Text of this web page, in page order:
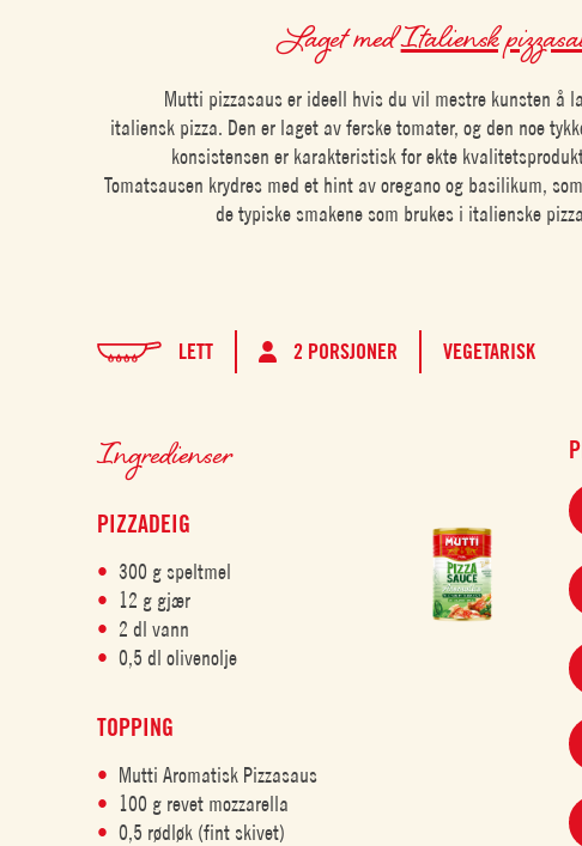
Laget medItaliensk
Mutti pizzasaus er ideell hvis du vil mestre kunsten å
italiensk pizza. Den er laget av ferske tomater, og den noe
konsistensen er karakteristisk for ekte
Tomatsausen krydres med et hint av oregano og basilikum,
de typiske smakene som brukes i italienske
LETT 2 PORSJONER VEGETARISK
Ingredienser
PIZZADEIG
300 g speltmel
12 g gjær
2 dl vann
0,5 dl olivenolje
TOPPING
Mutti Aromatisk Pizzasaus
100 g revet mozzarella
0,5 rødløk (fint skivet)